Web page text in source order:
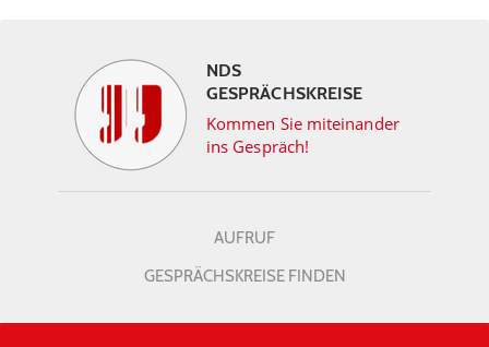
NDS
GESPRÄCHSKREISE
Kommen Sie miteinander
ins Gespräch!
AUFRUF
GESPRÄCHSKREISE FINDEN